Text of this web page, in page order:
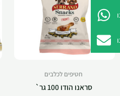
חטיפים לכלבים
סראנו הודו 100 גר`